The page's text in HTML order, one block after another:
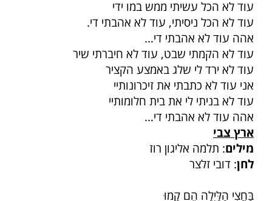
עוד לא הכל עשיתי ממש במו ידי
עוד לא הכל ניסיתי, עוד לא אהבתי די.
אהה עוד לא אהבתי די…
עוד לא הקמתי שבט, עוד לא חיברתי שיר
עוד לא ירד לי שלג באמצע הקציר
אני עוד לא כתבתי את זיכרונותיי
עוד לא בניתי לי את בית חלומותיי
אהה עוד לא אהבתי די…
ארץ צבי
מילים: תלמה אליגון רוז
לחן: דובי זלצר
בַּחֲצִי הַלַּיְלָה הֵם קָמוּ